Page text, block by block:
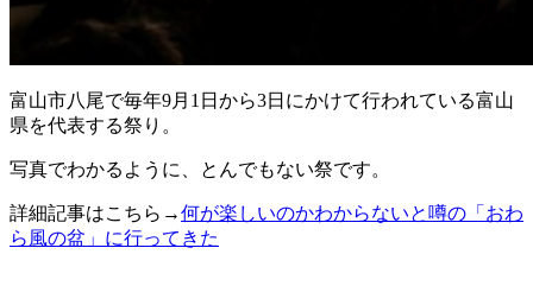
富山市八尾で毎年9月1日から3日にかけて行われている富山
県を代表する祭り。
写真でわかるように、とんでもない祭です。
詳細記事はこちら→何が楽しいのかわからないと噂の「おわ
ら風の盆」に行ってきた